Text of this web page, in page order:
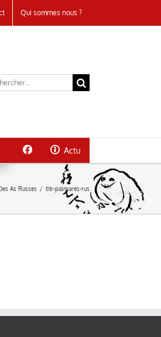
Qui sommes nous ?
Actu
As Russes / titr-palmares-rus